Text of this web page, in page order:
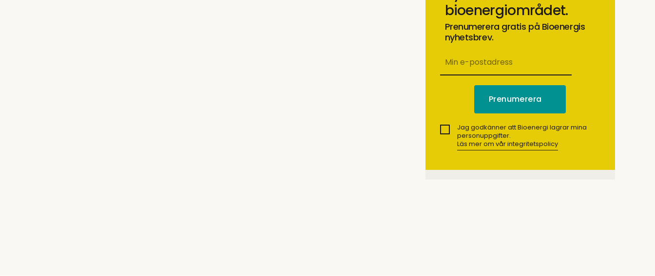
bioenergiområdet.
Prenumerera gratis på Bioenergis
nyhetsbrev.
Jag godkänner att Bioenergi lagrar mina
personuppgifter.
Läs mer om vår integritetspolicy